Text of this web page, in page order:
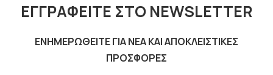
ΕΓΓΡΑΦΕΊΤΕ ΣΤΟ NEWSLETTER
ΕΝΗΜΕΡΩΘΕΊΤΕ ΓΙΑ ΝΈΑ ΚΑΙ ΑΠΟΚΛΕΙΣΤΙΚΈΣ
ΠΡΟΣΦΟΡΈΣ